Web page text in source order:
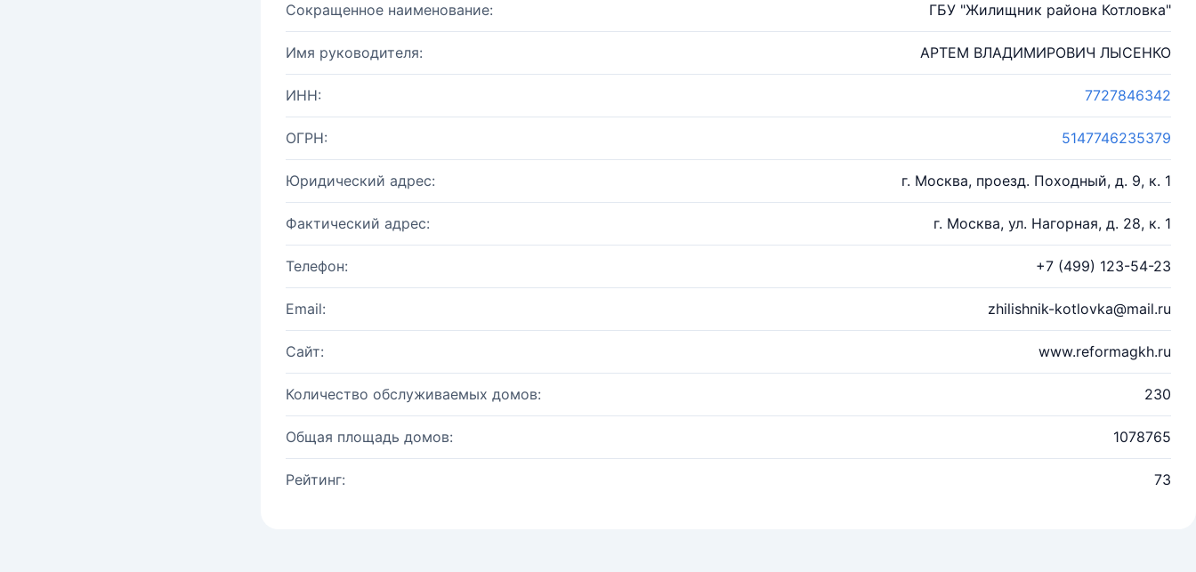
Сокращенное наименование: ГБУ "Жилищник района Котловка"
Имя руководителя: АРТЕМ ВЛАДИМИРОВИЧ ЛЫСЕНКО
ИНН: 7727846342
ОГРН: 5147746235379
Юридический адрес: г. Москва, проезд. Походный, д. 9, к. 1
Фактический адрес: г. Москва, ул. Нагорная, д. 28, к. 1
Телефон: +7 (499) 123-54-23
Email: zhilishnik-kotlovka@mail.ru
Сайт: www.reformagkh.ru
Количество обслуживаемых домов: 230
Общая площадь домов: 1078765
Рейтинг: 73